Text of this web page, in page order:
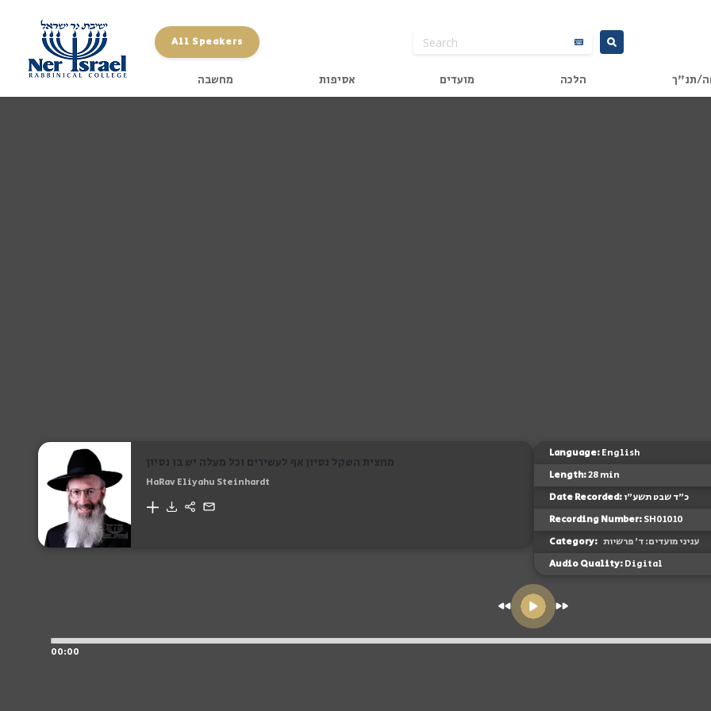
All Speakers
תנ"ך הלכה מועדים אסיפות מחשבה
מחצית השקל נסיון אף לעשירים וכל מעלה יש בו נסיון
HaRav Eliyahu Steinhardt
Language:English
Length:28 min
Date Recorded:כ"ד שבט תשע"ו
Recording Number:SH01010
Category: עניני מועדים: ד' פרשיות
Audio Quality:Digital
00:00